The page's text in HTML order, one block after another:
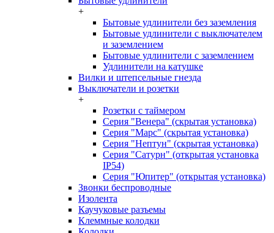
+
Бытовые удлинители без заземления
Бытовые удлинители с выключателем
и заземлением
Бытовые удлинители с заземлением
Удлинители на катушке
Вилки и штепсельные гнезда
Выключатели и розетки
+
Розетки с таймером
Серия "Венера" (скрытая установка)
Серия "Марс" (скрытая установка)
Серия "Нептун" (скрытая установка)
Серия "Сатурн" (открытая установка
IP54)
Серия "Юпитер" (открытая установка)
Звонки беспроводные
Изолента
Каучуковые разъемы
Клеммные колодки